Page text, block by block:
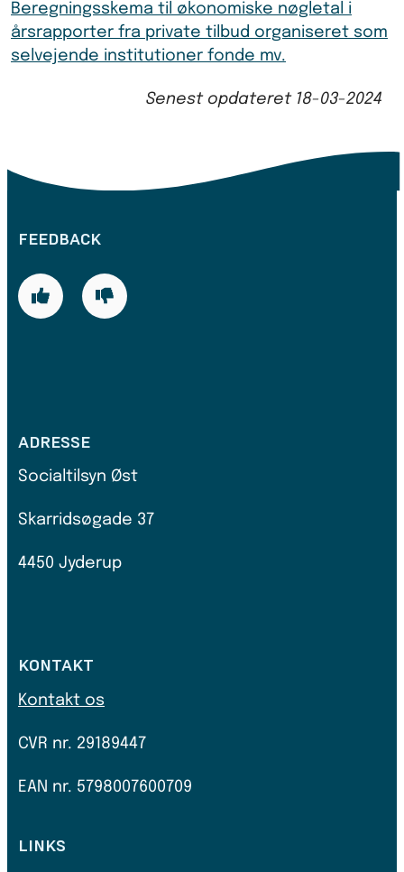
Beregningsskema til økonomiske nøgletal i
årsrapporter fra private tilbud organiseret som
selvejende institutioner fonde mv.
Senest opdateret 18-03-2024
FEEDBACK
ADRESSE
Socialtilsyn Øst
Skarridsøgade 37
4450 Jyderup
KONTAKT
Kontakt os
CVR nr. 29189447
EAN nr. 5798007600709
LINKS